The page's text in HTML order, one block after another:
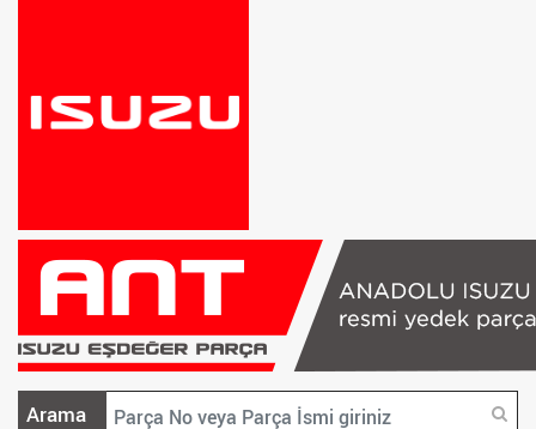
Arama